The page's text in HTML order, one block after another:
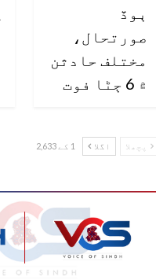
ٻوڏ
صورتحال،
مختلف حادثن
۾ 6 ڄڻا فوت
پچھلا اگلا 1 کے 2,633